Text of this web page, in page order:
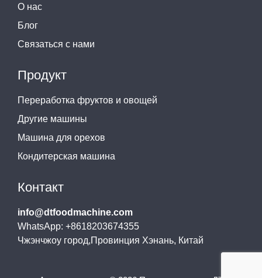
О нас
Блог
Связаться с нами
Продукт
Переработка фруктов и овощей
Другие машины
Машина для орехов
Кондитерская машина
Контакт
info@dtfoodmachine.com
WhatsApp: +8618203674355
Чжэнчжоу город,Провинция Хэнань, Китай